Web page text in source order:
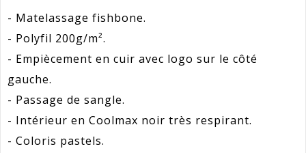
- Matelassage fishbone.
- Polyfil 200g/m².
- Empiècement en cuir avec logo sur le côté
gauche.
- Passage de sangle.
- Intérieur en Coolmax noir très respirant.
- Coloris pastels.